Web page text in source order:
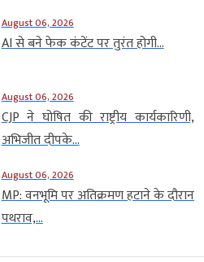
August 06, 2026
AI से बने फेक कंटेंट पर तुरंत होगी...
August 06, 2026
CJP ने घोषित की राष्ट्रीय कार्यकारिणी,
अभिजीत दीपके...
August 06, 2026
MP: वनभूमि पर अतिक्रमण हटाने के दौरान
पथराव,...